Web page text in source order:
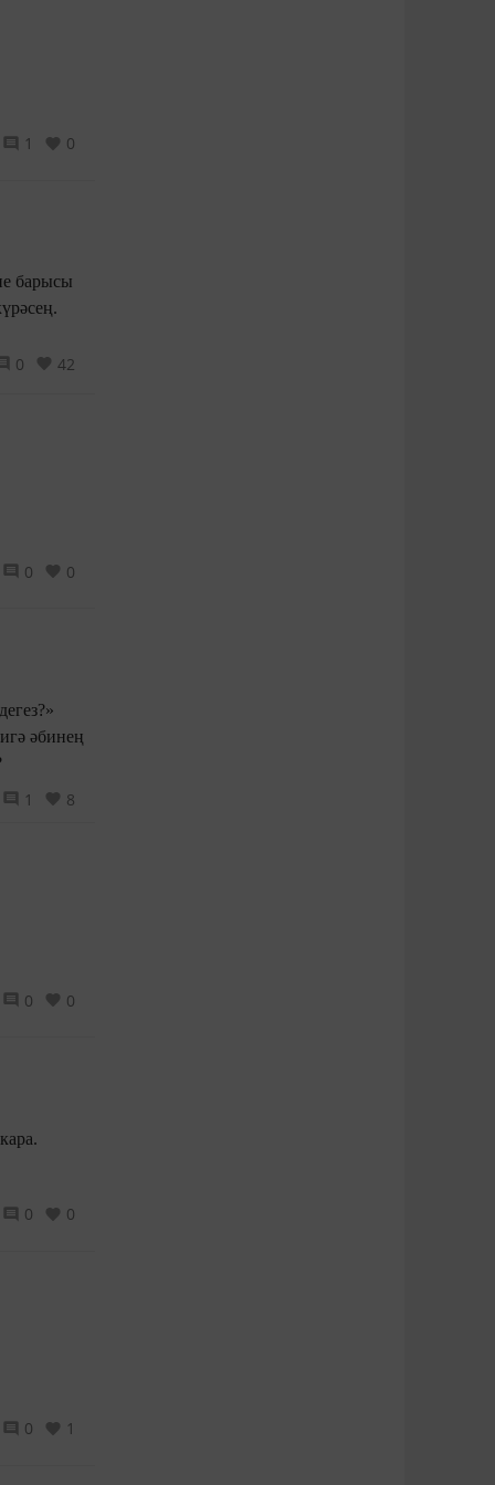
1 0
барысы
0 42
0 0
әбинең
1 8
0 0
төбәктә, Ә кемнәрдер тузан – халыкара.
0 0
0 1